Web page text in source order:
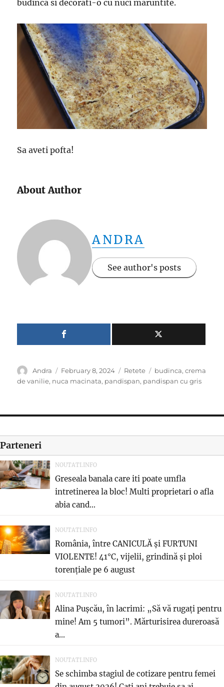
budinca si decorati-o cu nuci maruntite.
Sa aveti pofta!
About Author
ANDRA
See author's posts
Author
Andra
Posted
on
February 8, 2024 Categories
Retete Tags
budinca,crema
de vanilie, nuca macinata, pandispan, pandispan cu gris
Parteneri
NOUTATI.INFO
Greseala banala care iti poate umfla
intretinerea la bloc! Multi proprietari o afla
abia cand...
NOUTATI.INFO
România, între CANICULĂ și FURTUNI
VIOLENTE! 41°C, vijelii, grindină și ploi
torențiale pe 6 august
NOUTATI.INFO
Alina Pușcău, în lacrimi: „Să vă rugați pentru
mine! Am 5 tumori”. Mărturisirea dureroasă
a...
NOUTATI.INFO
Se schimba stagiul de cotizare pentru femei